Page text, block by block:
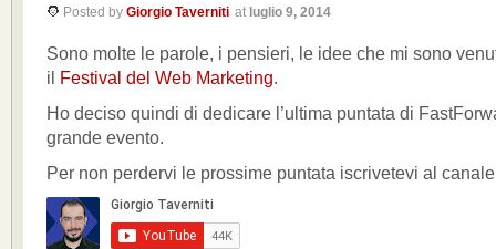
Posted by Giorgio Taverniti at luglio 9, 2014
Sono molte le parole, i pensieri, le idee che mi sono
il
Festival del Web Marketing.
Ho deciso quindi di dedicare l’ultima puntata di
grande evento.
Per non perdervi le prossime puntata iscrivetevi al